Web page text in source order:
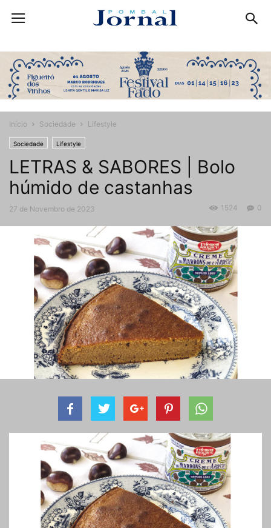
Início Sociedade Lifestyle
Sociedade Lifestyle
LETRAS & SABORES | Bolo
húmido de castanhas
27 de Novembro de 2023 0
1524